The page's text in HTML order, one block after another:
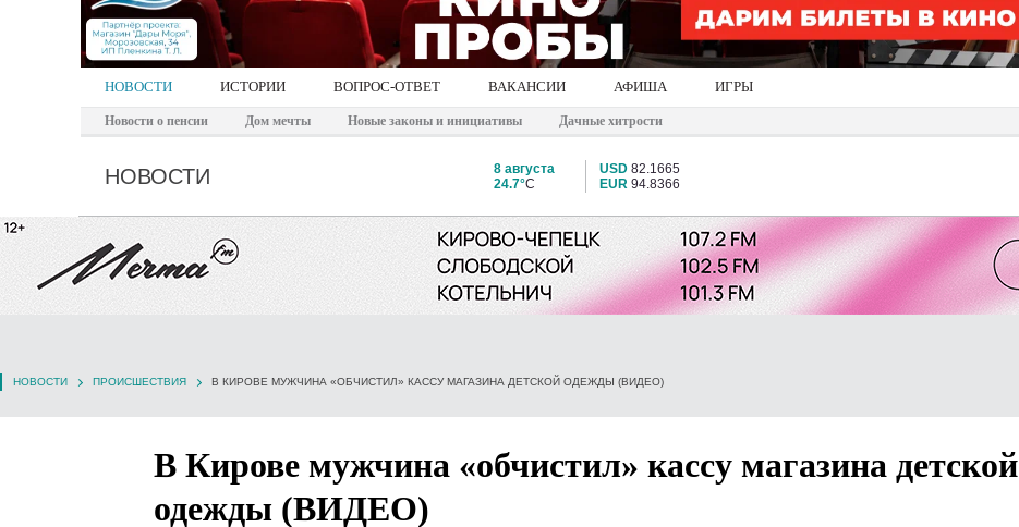
НОВОСТИ ИСТОРИИ ВОПРОС-ОТВЕТ ВАКАНСИИ АФИША ИГРЫ
Новости о пенсии Дом мечты Новые законы и инициативы Дачные хитрости
НОВОСТИ
8 августа
24.7°C
USD 82.1665
EUR 94.8366
НОВОСТИ ПРОИСШЕСТВИЯ В КИРОВЕ МУЖЧИНА «ОБЧИСТИЛ» КАССУ МАГАЗИНА ДЕТСКОЙ ОДЕЖДЫ (ВИДЕО)
В Кирове мужчина «обчистил» кассу магазина детской
одежды (ВИДЕО)